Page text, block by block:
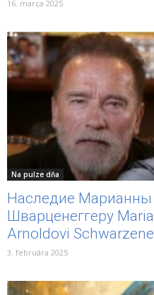
16. marca 2025
Na pulze dňa
Наследие
Шварценеггеру
Arnoldovi
3. februára 2025